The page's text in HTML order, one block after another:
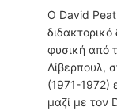
O David
φυσική από
Λίβερπουλ,
(1971-1972)
μαζί με τον